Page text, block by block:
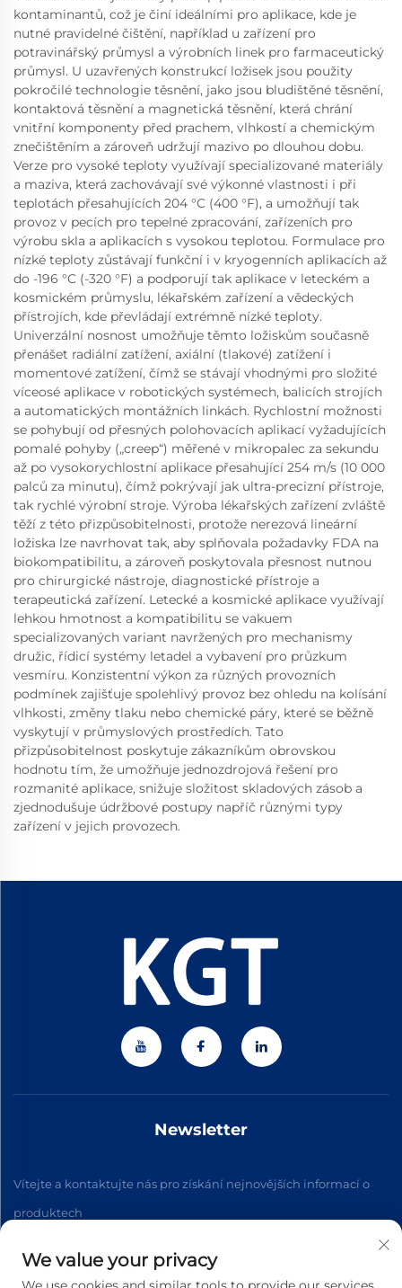
kontaminantů, což je činí ideálními pro aplikace, kde je
nutné pravidelné čištění, například u zařízení pro
potravinářský průmysl a výrobních linek pro farmaceutický
průmysl. U uzavřených konstrukcí ložisek jsou použity
pokročilé technologie těsnění, jako jsou bludištěné těsnění,
kontaktová těsnění a magnetická těsnění, která chrání
vnitřní komponenty před prachem, vlhkostí a chemickým
znečištěním a zároveň udržují mazivo po dlouhou dobu.
Verze pro vysoké teploty využívají specializované materiály
a maziva, která zachovávají své výkonné vlastnosti i při
teplotách přesahujících 204 °C (400 °F), a umožňují tak
provoz v pecích pro tepelné zpracování, zařízeních pro
výrobu skla a aplikacích s vysokou teplotou. Formulace pro
nízké teploty zůstávají funkční i v kryogenních aplikacích až
do -196 °C (-320 °F) a podporují tak aplikace v leteckém a
kosmickém průmyslu, lékařském zařízení a vědeckých
přístrojích, kde převládají extrémně nízké teploty.
Univerzální nosnost umožňuje těmto ložiskům současně
přenášet radiální zatížení, axiální (tlakové) zatížení i
momentové zatížení, čímž se stávají vhodnými pro složité
víceosé aplikace v robotických systémech, balicích strojích
a automatických montážních linkách. Rychlostní možnosti
se pohybují od přesných polohovacích aplikací vyžadujících
pomalé pohyby („creep“) měřené v mikropalec za sekundu
až po vysokorychlostní aplikace přesahující 254 m/s (10 000
palců za minutu), čímž pokrývají jak ultra-precizní přístroje,
tak rychlé výrobní stroje. Výroba lékařských zařízení zvláště
těží z této přizpůsobitelnosti, protože nerezová lineární
ložiska lze navrhovat tak, aby splňovala požadavky FDA na
biokompatibilitu, a zároveň poskytovala přesnost nutnou
pro chirurgické nástroje, diagnostické přístroje a
terapeutická zařízení. Letecké a kosmické aplikace využívají
lehkou hmotnost a kompatibilitu se vakuem
specializovaných variant navržených pro mechanismy
družic, řídicí systémy letadel a vybavení pro průzkum
vesmíru. Konzistentní výkon za různých provozních
podmínek zajišťuje spolehlivý provoz bez ohledu na kolísání
vlhkosti, změny tlaku nebo chemické páry, které se běžně
vyskytují v průmyslových prostředích. Tato
přizpůsobitelnost poskytuje zákazníkům obrovskou
hodnotu tím, že umožňuje jednozdrojová řešení pro
rozmanité aplikace, snižuje složitost skladových zásob a
zjednodušuje údržbové postupy napříč různými typy
zařízení v jejich provozech.
Newsletter
Vítejte a kontaktujte nás pro získání nejnovějších informací o
produktech
Přihlásit se k odběru
We value your privacy